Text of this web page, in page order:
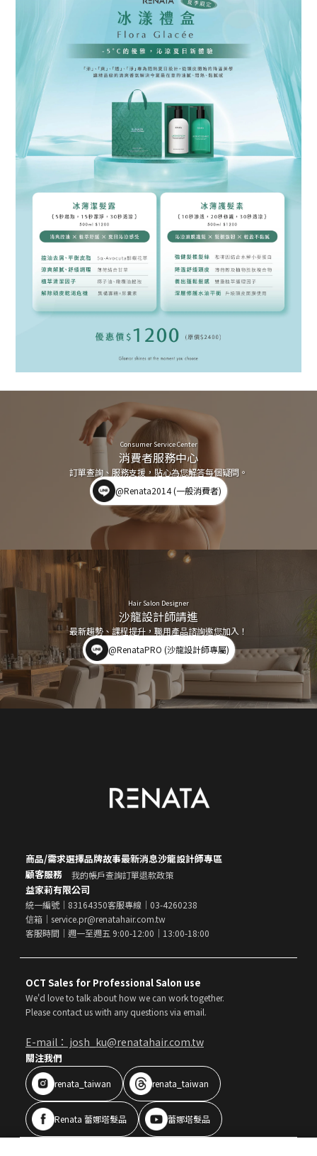
Consumer Service Center
消費者服務中心
訂單查詢、服務支援，貼心為您解答每個疑問。
@Renata2014 (一般消費者)
Hair Salon Designer
沙龍設計師請進
最新趨勢、課程提升，職用產品諮詢邀您加入！
@RenataPRO (沙龍設計師專屬)
商品/需求選擇品牌故事最新消息沙龍設計師專區
顧客服務
我的帳戶查詢訂單退款政策
益家莉有限公司
統一編號｜83164350客服專線｜03-4260238
信箱｜service.pr@renatahair.com.tw
客服時間｜週一至週五 9:00-12:00｜13:00-18:00
OCT Sales for Professional Salon use
We'd love to talk about how we can work together.
Please contact us with any questions via email.
E-mail： josh_ku@renatahair.com.tw
關注我們
renata_taiwan renata_taiwan
Renata 蕾娜塔髮品 蕾娜塔髮品